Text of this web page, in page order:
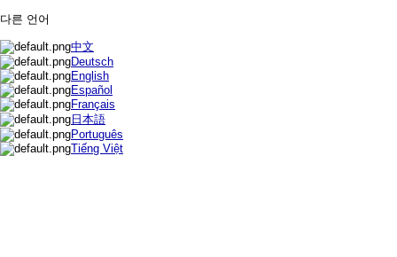
다른 언어
中文
Deutsch
English
Español
Français
日本語
Português
Tiếng Việt